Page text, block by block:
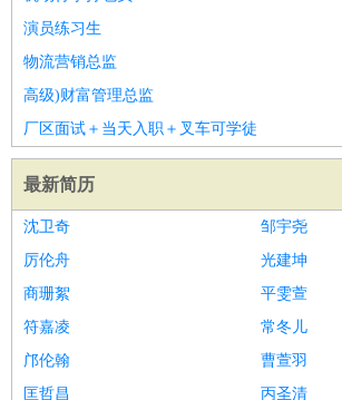
演员练习生
物流营销总监
高级)财富管理总监
厂区面试＋当天入职＋叉车可学徒
最新简历
沈卫奇
邹宇尧
厉伦舟
光建坤
商珊絮
平雯萱
符嘉凌
常冬儿
邝伦翰
曹萱羽
匡哲昌
丙圣清